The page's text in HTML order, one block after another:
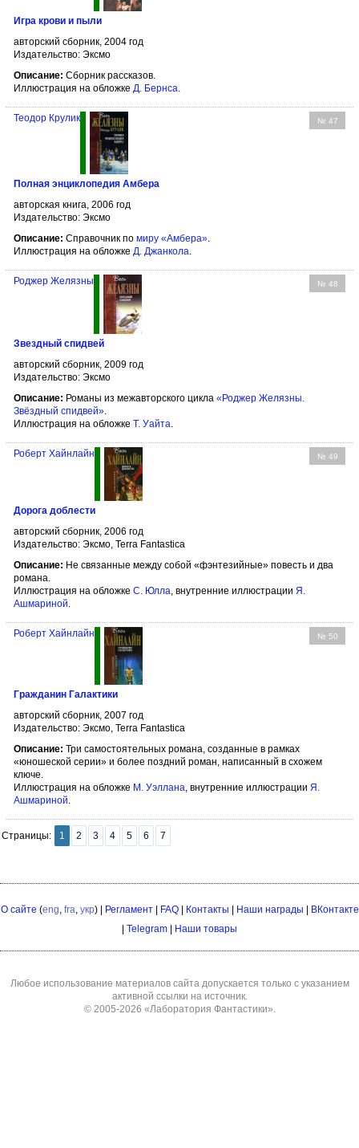
Игра крови и пыли
авторский сборник, 2004 год
Издательство: Эксмо
Описание: Сборник рассказов.
Иллюстрация на обложке Д. Бернсa.
№ 47
Теодор Крулик
Полная энциклопедия Амбера
авторская книга, 2006 год
Издательство: Эксмо
Описание: Справочник по миру «Амбера».
Иллюстрация на обложке Д. Джанкола.
№ 48
Роджер Желязны
Звездный спидвей
авторский сборник, 2009 год
Издательство: Эксмо
Описание: Романы из межавторского цикла «Роджер Желязны.
Звёздный спидвей»
Иллюстрация на обложке Т. Уайта
№ 49
Роберт Хайнлайн
Дорога доблести
авторский сборник, 2006 год
Издательство: Эксмо, Terra Fantastica
Описание: Не связанные между собой «фэнтезийные» повесть и два
романа.
Иллюстрация на обложке С. Юлла , внутренние иллюстрации Я.
Ашмариной
№ 50
Роберт Хайнлайн
Гражданин Галактики
авторский сборник, 2007 год
Издательство: Эксмо, Terra Fantastica
Описание: Три самостоятельных романа, созданные в рамках
«юношеской серии» и более поздний роман, написанный в схожем
ключе.
Иллюстрация на обложке М. Уэллана , внутренние иллюстрации Я.
Ашмариной
Страницы: 1 2 3 4 5 6 7
О сайте (eng fra укр) | Регламент| FAQ| Контакты | Наши награды | ВКонтакте
| Telegram | Наши товары
Любое использование материалов сайта допускается только с указанием
активной ссылки на источник.
© 2005-2026 «Лаборатория Фантастики»